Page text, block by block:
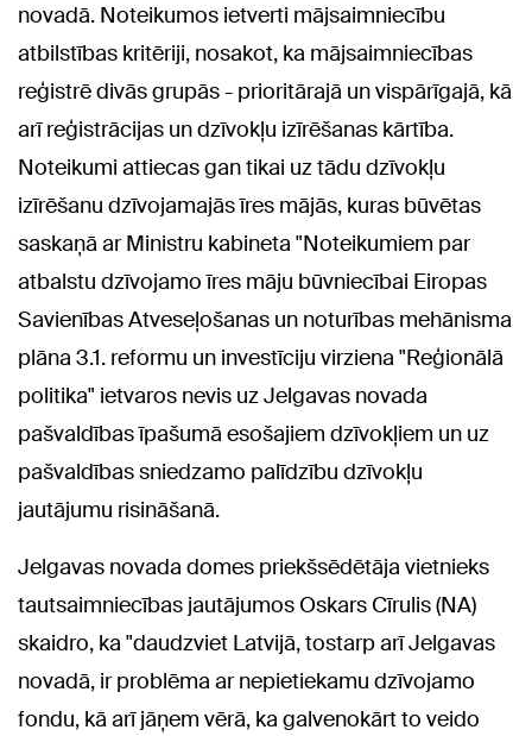
novadā. Noteikumos ietverti mājsaimniecību
atbilstības kritēriji, nosakot, ka mājsaimniecības
reģistrē divās grupās - prioritārajā un vispārīgajā, kā
arī reģistrācijas un dzīvokļu izīrēšanas kārtība.
Noteikumi attiecas gan tikai uz tādu dzīvokļu
izīrēšanu dzīvojamajās īres mājās, kuras būvētas
saskaņā ar Ministru kabineta "Noteikumiem par
atbalstu dzīvojamo īres māju būvniecībai Eiropas
Savienības Atveseļošanas un noturības mehānisma
plāna 3.1. reformu un investīciju virziena "Reģionālā
politika" ietvaros nevis uz Jelgavas novada
pašvaldības īpašumā esošajiem dzīvokļiem un uz
pašvaldības sniedzamo palīdzību dzīvokļu
jautājumu risināšanā.
Jelgavas novada domes priekšsēdētāja vietnieks
tautsaimniecības jautājumos Oskars Cīrulis (NA)
skaidro, ka "daudzviet Latvijā, tostarp arī Jelgavas
novadā, ir problēma ar nepietiekamu dzīvojamo
fondu, kā arī jāņem vērā, ka galvenokārt to veido